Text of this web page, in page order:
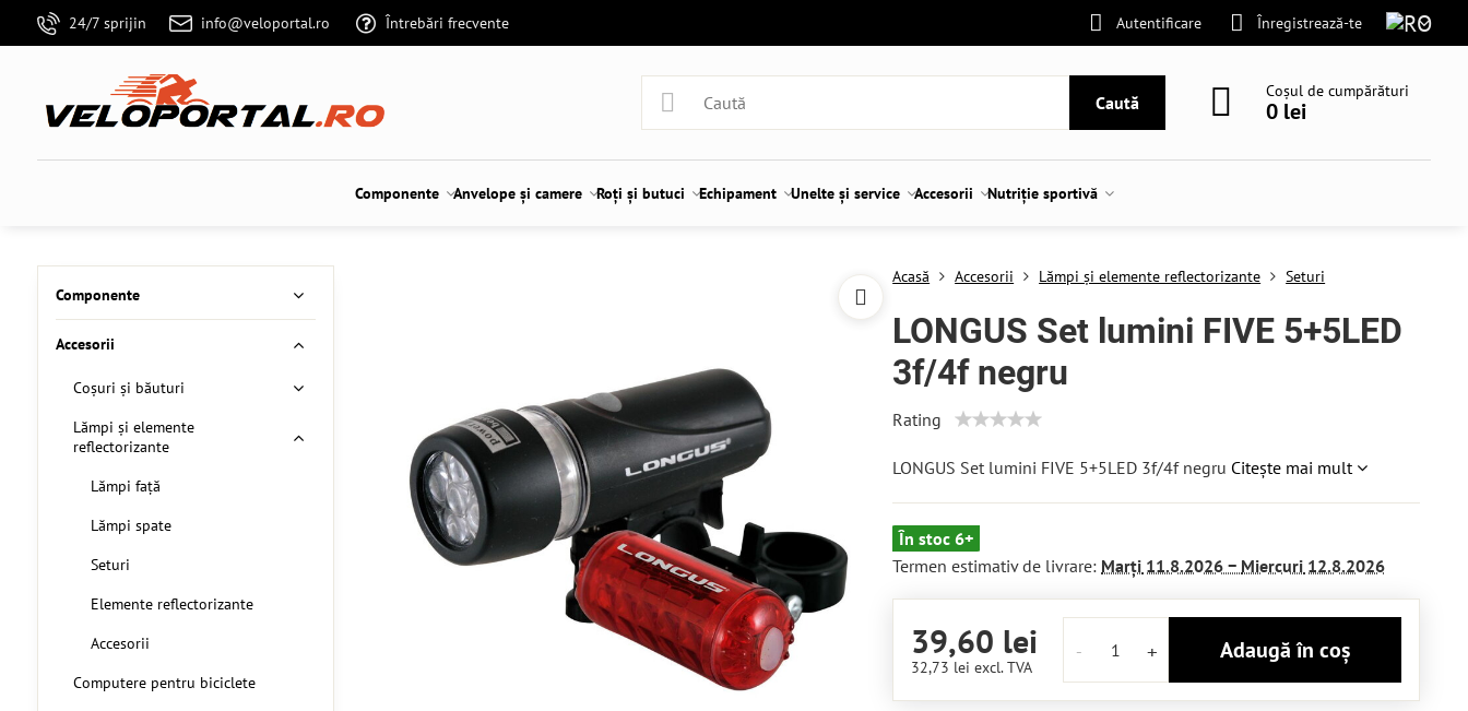
24/7 sprijin info@veloportal.ro Întrebări frecvente Autentificare Înregistrează-te
Caută
Coșul de cumpărături
0 lei
Componente Anvelope și camere Roți și butuci Echipament Unelte și service Accesorii Nutriție sportivă
Acasă Accesorii Lămpi și elemente reflectorizante Seturi
LONGUS Set lumini FIVE 5+5LED
3f/4f negru
Rating
LONGUS Set lumini FIVE 5+5LED 3f/4f negru Citește mai mult
În stoc 6+
Termen estimativ de livrare: Marți 11.8.2026 − Miercuri 12.8.2026
39,60 lei
32,73 leiexcl. TVA
Adaugă în coș
Componente
Accesorii
Coșuri și băuturi
Lămpi și elemente
reflectorizante
Lămpi față
Lămpi spate
Seturi
Elemente reflectorizante
Accesorii
Computere pentru biciclete